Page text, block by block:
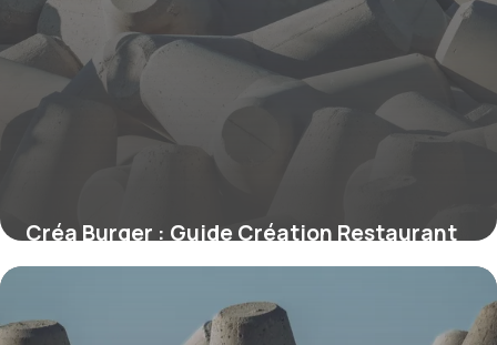
Créa Burger : Guide Création Restaurant
2026